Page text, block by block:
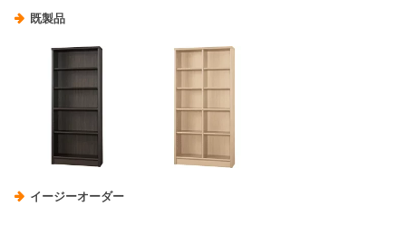
既製品
イージーオーダー